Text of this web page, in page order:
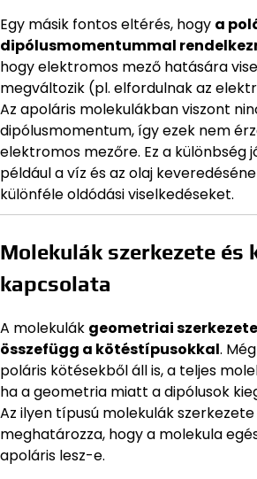
Egy másik fontos eltérés, hogy a
dipólusmomentummal
hogy elektromos mező hatására
megváltozik (pl. elfordulnak az
Az apoláris molekulákban viszont
dipólusmomentum, így ezek nem
elektromos mezőre. Ez a különbség
például a víz és az olaj
különféle oldódási viselkedéseket.
Molekulák szerkezete és
kapcsolata
A molekulák geometriai
összefügg a kötéstípusokkal.
poláris kötésekből áll is, a teljes
ha a geometria miatt a dipólusok
Az ilyen típusú molekulák
meghatározza, hogy a molekula
apoláris lesz-e.